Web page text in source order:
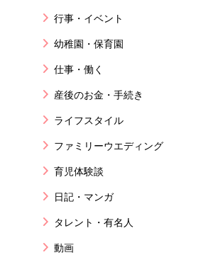
行事・イベント
幼稚園・保育園
仕事・働く
産後のお金・手続き
ライフスタイル
ファミリーウエディング
育児体験談
日記・マンガ
タレント・有名人
動画